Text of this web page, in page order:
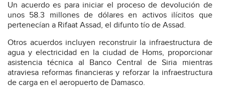
Un acuerdo es para iniciar el proceso de devolución de
unos 58.3 millones de dólares en activos ilícitos que
pertenecían a Rifaat Assad, el difunto tío de Assad.
Otros acuerdos incluyen reconstruir la infraestructura de
agua y electricidad en la ciudad de Homs, proporcionar
asistencia técnica al Banco Central de Siria mientras
atraviesa reformas financieras y reforzar la infraestructura
de carga en el aeropuerto de Damasco.